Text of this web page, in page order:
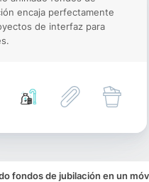
encaja perfectamente
de interfaz para
fondos de jubilación en un